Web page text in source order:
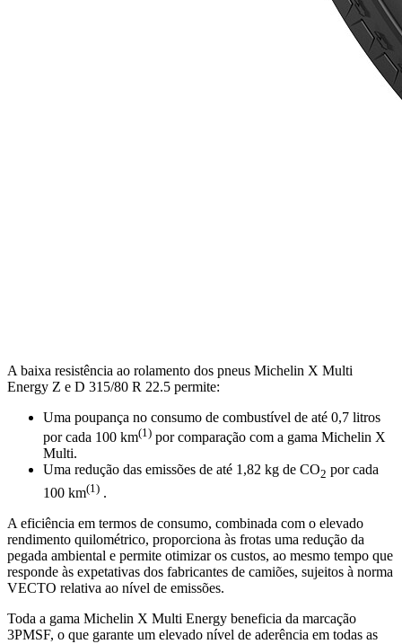
A baixa resistência ao rolamento dos pneus Michelin X Multi
Energy Z e D 315/80 R 22.5 permite:
Uma poupança no consumo de combustível de até 0,7 litros
por cada 100 km(1) por comparação com a gama Michelin X
Multi.
Uma redução das emissões de até 1,82 kg de CO2 por cada
100 km(1) .
A eficiência em termos de consumo, combinada com o elevado
rendimento quilométrico, proporciona às frotas uma redução da
pegada ambiental e permite otimizar os custos, ao mesmo tempo que
responde às expetativas dos fabricantes de camiões, sujeitos à norma
VECTO relativa ao nível de emissões.
Toda a gama Michelin X Multi Energy beneficia da marcação
3PMSF, o que garante um elevado nível de aderência em todas as